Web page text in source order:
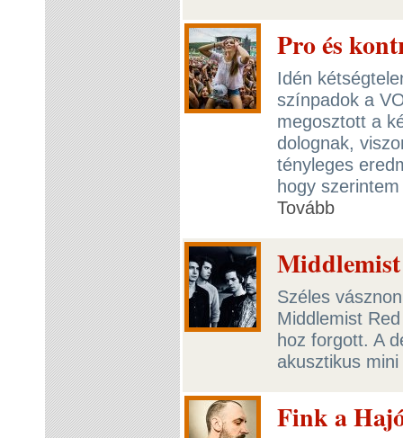
Pro és
Idén
színpadok a
megosztott a
dolognak,
tényleges
hogy
Tovább
Széles
Middlemist
hoz forgott. A
akusztikus
Fink a